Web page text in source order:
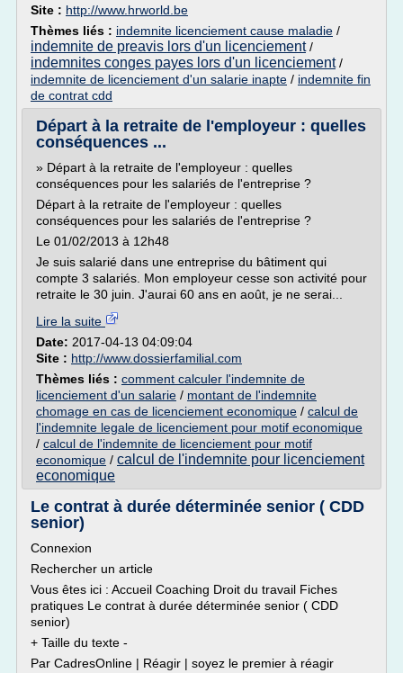
Site : http://www.hrworld.be
Thèmes liés : indemnite licenciement cause maladie /
indemnite de preavis lors d'un licenciement/
indemnites conges payes lors d'un licenciement/
indemnite de licenciement d'un salarie inapte / indemnite fin
de contrat cdd
Départ à la retraite de l'employeur : quelles
conséquences ...
» Départ à la retraite de l'employeur : quelles
conséquences pour les salariés de l'entreprise ?
Départ à la retraite de l'employeur : quelles
conséquences pour les salariés de l'entreprise ?
Le 01/02/2013 à 12h48
Je suis salarié dans une entreprise du bâtiment qui
compte 3 salariés. Mon employeur cesse son activité pour
retraite le 30 juin. J'aurai 60 ans en août, je ne serai...
Lire la suite
Date: 2017-04-13 04:09:04
Site : http://www.dossierfamilial.com
Thèmes liés : comment calculer l'indemnite de
licenciement d'un salarie / montant de l'indemnite
chomage en cas de licenciement economique / calcul de
l'indemnite legale de licenciement pour motif economique
/ calcul de l'indemnite de licenciement pour motif
economique / calcul de l'indemnite pour licenciement
economique
Le contrat à durée déterminée senior ( CDD
senior)
Connexion
Rechercher un article
Vous êtes ici : Accueil Coaching Droit du travail Fiches
pratiques Le contrat à durée déterminée senior ( CDD
senior)
+ Taille du texte -
Par CadresOnline | Réagir | soyez le premier à réagir